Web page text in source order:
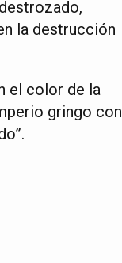
la destrucción
el color de la
gringo con